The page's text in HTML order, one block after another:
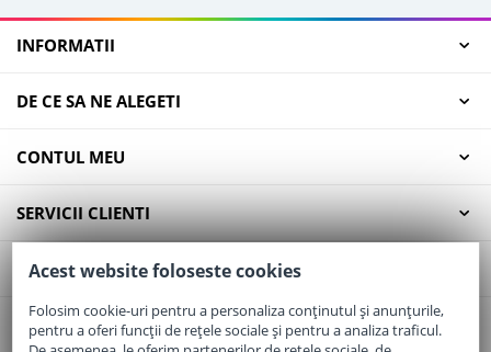
INFORMATII
DE CE SA NE ALEGETI
CONTUL MEU
SERVICII CLIENTI
CONTACT
Email:office@elaptepraf.ro
Acest website foloseste cookies
Folosim cookie-uri pentru a personaliza conținutul și anunțurile,
pentru a oferi funcții de rețele sociale și pentru a analiza traficul.